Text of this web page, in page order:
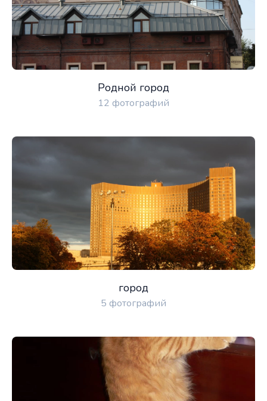
Родной город
12 фотографий
город
5 фотографий